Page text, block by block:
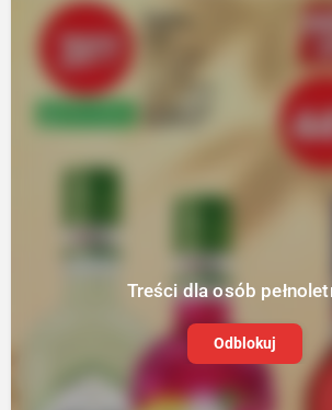
Treści dla osób
Odblokuj